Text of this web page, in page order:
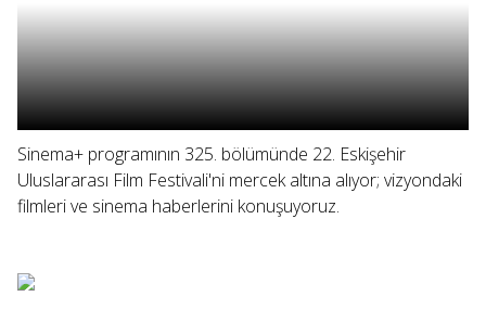
Sinema+ programının 325. bölümünde 22. Eskişehir
Uluslararası Film Festivali'ni mercek altına alıyor; vizyondaki
filmleri ve sinema haberlerini konuşuyoruz.